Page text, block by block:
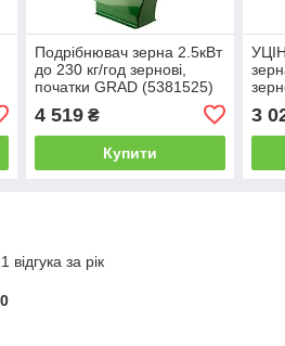
Подрібнювач зерна 2.5кВт
до 230 кг/год зернові,
початки GRAD (5381525)
4 519₴
Купити
3
за рік